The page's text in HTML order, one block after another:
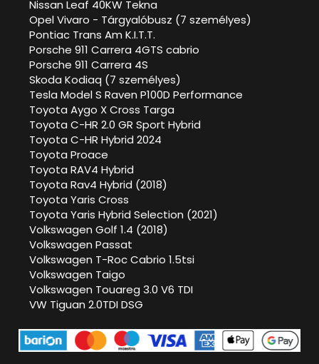
Nissan Leaf 40KW Tekna
Opel Vivaro - Tárgyalóbusz (7 személyes)
Pontiac Trans Am K.I.T.T.
Porsche 911 Carrera 4GTS cabrio
Porsche 911 Carrera 4S
Skoda Kodiaq (7 személyes)
Tesla Model S Raven P100D Performance
Toyota Aygo X Cross Targa
Toyota C-HR 2.0 GR Sport Hybrid
Toyota C-HR Hybrid 2024
Toyota Proace
Toyota RAV4 Hybrid
Toyota Rav4 Hybrid (2018)
Toyota Yaris Cross
Toyota Yaris Hybrid Selection (2021)
Volkswagen Golf 1.4 (2018)
Volkswagen Passat
Volkswagen T-Roc Cabrio 1.5tsi
Volkswagen Taigo
Volkswagen Touareg 3.0 V6 TDI
VW Tiguan 2.0TDI DSG